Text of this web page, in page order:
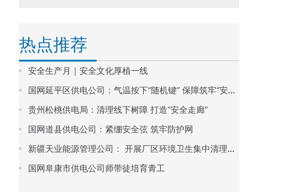
热点推荐
安全生产月｜安全文化厚植一线
国网延平区供电公司：气温按下“随机键” 保障筑牢“安全网”
贵州松桃供电局：清理线下树障 打造“安全走廊”
国网道县供电公司：紧绷安全弦 筑牢防护网
新疆天业能源管理公司： 开展厂区环境卫生集中清理整顿活动
国网阜康市供电公司师带徒培育青工